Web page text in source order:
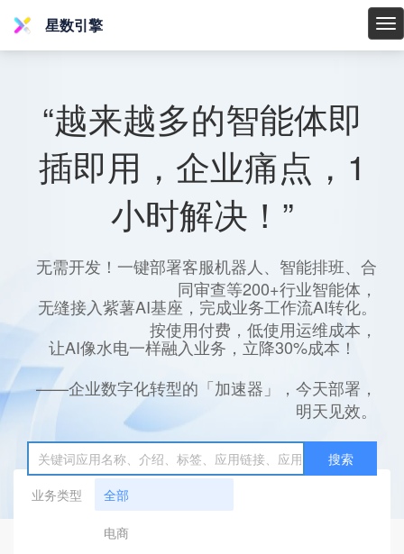
星
星数引擎
“越来越多的智能体即
插即用，企业痛点，1
小时解决！”
无需开发！一键部署客服机器人、智能排班、合
同审查等200+行业智能体，
无缝接入紫薯AI基座，完成业务工作流AI转化。
按使用付费，低使用运维成本，
让AI像水电一样融入业务，立降30%成本！
——企业数字化转型的「加速器」，今天部署，
明天见效。
搜索
业务类型
全部
电商